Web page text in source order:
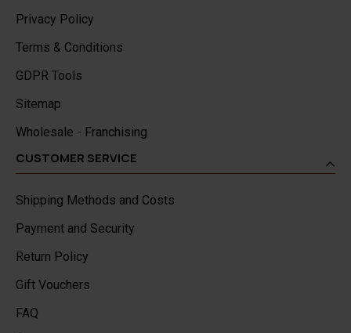
Privacy Policy
Terms & Conditions
GDPR Tools
Sitemap
Wholesale - Franchising
CUSTOMER SERVICE
Shipping Methods and Costs
Payment and Security
Return Policy
Gift Vouchers
FAQ